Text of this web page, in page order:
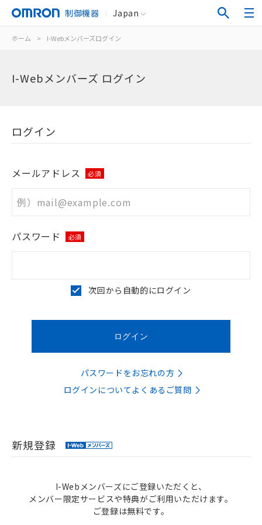
制御機器 Japan
ホーム > I-Webメンバーズログイン
I-Webメンバーズ ログイン
ログイン
メールアドレス 必須
パスワード 必須
次回から自動的にログイン
パスワードをお忘れの方
ログインについてよくあるご質問
新規登録
I-Webメンバーズにご登録いただくと、
メンバー限定サービスや特典がご利用いただけます。
ご登録は無料です。